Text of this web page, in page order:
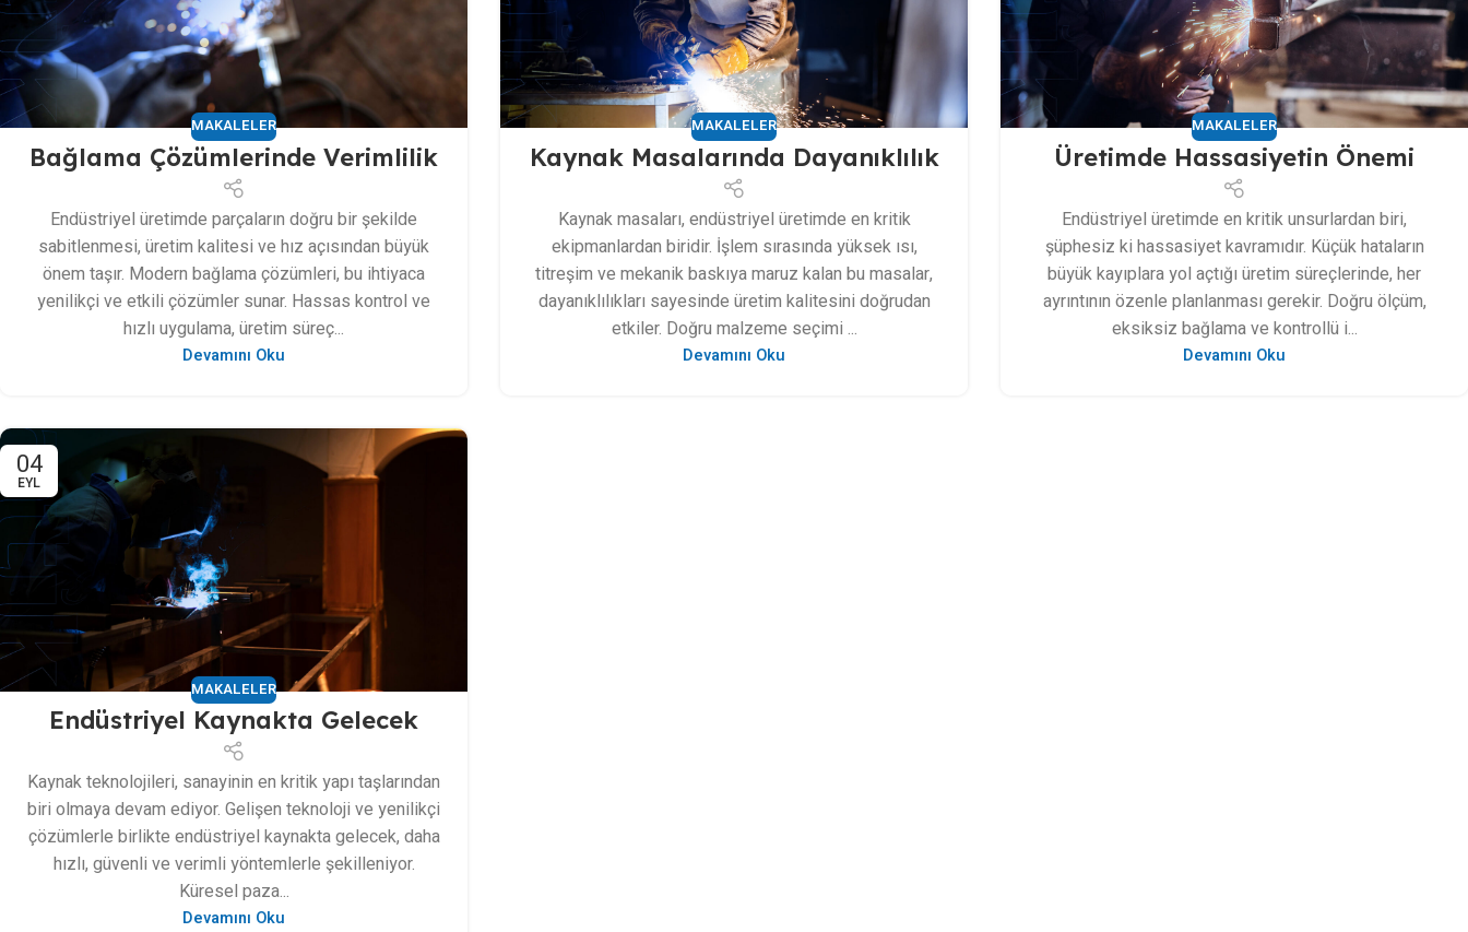
MAKALELER
Bağlama Çözümlerinde Verimlilik
Endüstriyel üretimde parçaların doğru bir şekilde
sabitlenmesi, üretim kalitesi ve hız açısından büyük
önem taşır. Modern bağlama çözümleri, bu ihtiyaca
yenilikçi ve etkili çözümler sunar. Hassas kontrol ve
hızlı uygulama, üretim süreç...
Devamını Oku
MAKALELER
Kaynak Masalarında Dayanıklılık
Kaynak masaları, endüstriyel üretimde en kritik
ekipmanlardan biridir. İşlem sırasında yüksek ısı,
titreşim ve mekanik baskıya maruz kalan bu masalar,
dayanıklılıkları sayesinde üretim kalitesini doğrudan
etkiler. Doğru malzeme seçimi ...
Devamını Oku
MAKALELER
Üretimde Hassasiyetin Önemi
Endüstriyel üretimde en kritik unsurlardan biri,
şüphesiz ki hassasiyet kavramıdır. Küçük hataların
büyük kayıplara yol açtığı üretim süreçlerinde, her
ayrıntının özenle planlanması gerekir. Doğru ölçüm,
eksiksiz bağlama ve kontrollü i...
Devamını Oku
04
EYL
MAKALELER
Endüstriyel Kaynakta Gelecek
Kaynak teknolojileri, sanayinin en kritik yapı taşlarından
biri olmaya devam ediyor. Gelişen teknoloji ve yenilikçi
çözümlerle birlikte endüstriyel kaynakta gelecek, daha
hızlı, güvenli ve verimli yöntemlerle şekilleniyor.
Küresel paza...
Devamını Oku